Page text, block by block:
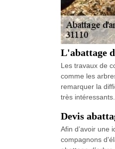
L'abattage
Les travaux de
comme les
remarquer la
très intéressants.
Devis
Afin d’avoir une
compagnons